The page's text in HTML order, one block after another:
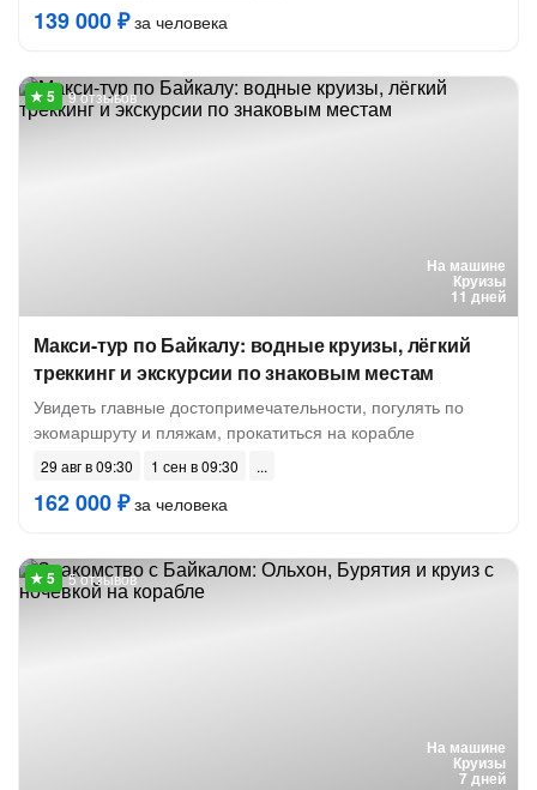
139 000 ₽за человека
На машине
Круизы
11 дней
9 отзывов
Макси-тур по Байкалу: водные круизы, лёгкий
треккинг и экскурсии по знаковым местам
Увидеть главные достопримечательности, погулять по
экомаршруту и пляжам, прокатиться на корабле
29 авг в 09:30 1 сен в 09:30
162 000 ₽за человека
На машине
Круизы
7 дней
5 отзывов